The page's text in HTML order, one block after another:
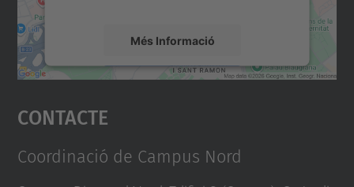
Més Informació
Accepta
powered by
Contacte
Coordinació de Campus Nord